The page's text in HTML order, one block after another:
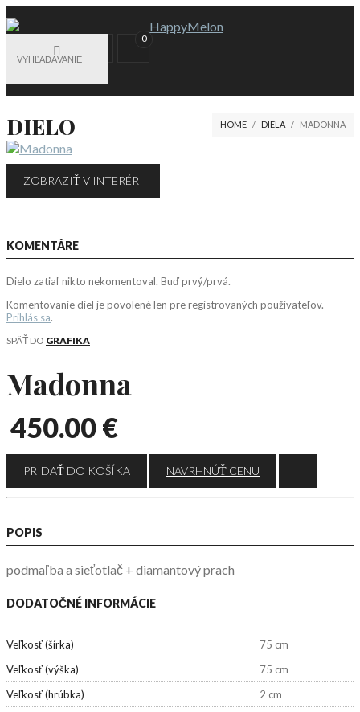
0
DIELO HOME / DIELA / MADONNA
ZOBRAZIŤ V INTERÉRI
KOMENTÁRE
Dielo zatiaľ nikto nekomentoval. Buď prvý/prvá.
Komentovanie diel je povolené len pre registrovaných používateľov.
Prihlás sa.
SPÄŤ DO GRAFIKA
Madonna
450.00€
NAVRHNÚŤ CENU
POPIS
podmaľba a sieťotlač + diamantový prach
DODATOČNÉ INFORMÁCIE
Veľkosť (šírka)
75 cm
Veľkosť (výška)
75 cm
Veľkosť (hrúbka)
2 cm